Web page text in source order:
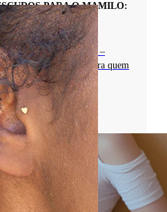
PARA O MAMILO:
escudos para o mamilo –
usar. Perfeitos para quem
ou quem quer